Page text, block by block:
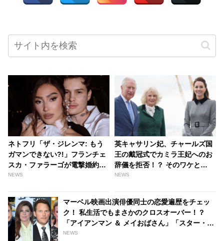
ネトフリ「ザ・ジレンマ: もう
ガマンできない?!」フランチェ
スカ・ファラーゴが電撃婚約！
お相手はトランスジェンダーの
姿をシェア［写真あり］ -
tvgroove
NEWS
英キャサリン妃、チャールズ国
王の戴冠式でカミラ王妃へのお
辞儀を拒否！？ そのワケと
は・・？ - tvgroove
NEWS
マーベル映画出演俳優同士の恋愛遍歴をチェッ
ク！ 私生活でもまさかのクロスオーバー！？
「アイアンマン ＆ メイおばさん」「スター・ロ
ード ＆ シャロン・カーター」は元恋人だっ
NEWS